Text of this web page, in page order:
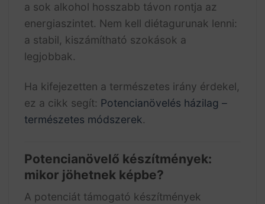
a sok alkohol hosszabb távon rontja az
energiaszintet. Nem kell diétagurunak lenni:
a stabil, kiszámítható szokások a
legjobbak.
Ha kifejezetten a természetes irány érdekel,
ez a cikk segít: Potencianövelés házilag –
természetes módszerek.
Potencianövelő készítmények:
mikor jöhetnek képbe?
A potenciát támogató készítmények